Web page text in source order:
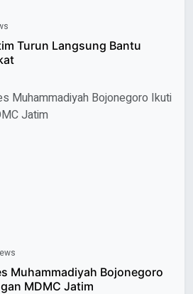
Turun Langsung Bantu
Muhammadiyah Bojonegoro
MDMC Jatim